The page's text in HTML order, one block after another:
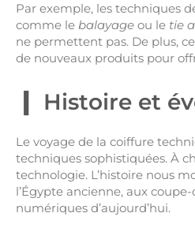
Par exemple, les techniques
comme le balayage ou le tie
ne permettent pas. De plus,
de nouveaux produits pour
Histoire et
Le voyage de la coiffure
techniques sophistiquées. À
technologie. L’histoire nous
l’Égypte ancienne, aux
numériques d’aujourd’hui.